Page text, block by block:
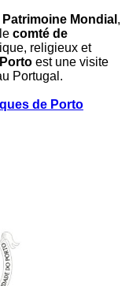
Patrimoine Mondial ,
comté de
religieux et
est une visite
Portugal.
de Porto